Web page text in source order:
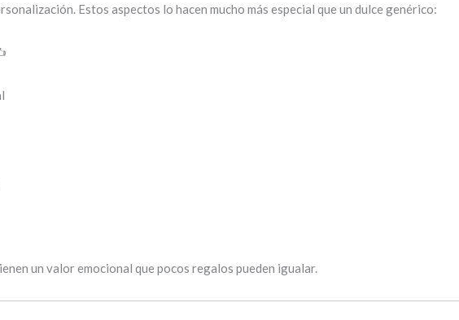
Estos aspectos lo hacen mucho más especial que un dulce genérico:
un valor emocional que pocos regalos pueden igualar.